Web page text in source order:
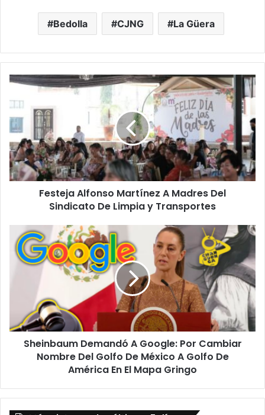
Bedolla CJNG La Güera
Festeja
Martínez
A
Madres
Del
Sindicato
De
Limpia
Transportes
Festeja Alfonso Martínez A Madres Del
Sindicato De Limpia y Transportes
Sheinbaum
Demandó
Google:
Nombre
Golfo
De
Sheinbaum Demandó A Google: Por Cambiar
Nombre Del Golfo De México A Golfo De
América En El Mapa Gringo